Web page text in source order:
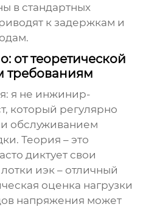
в стандартных
к задержкам и
от теоретической
требованиям
я не инжинир-
который регулярно
обслуживанием
Теория – это
диктует свои
иэк – отличный
оценка нагрузки
напряжения может